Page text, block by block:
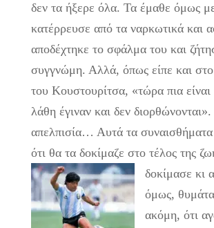
δεν τα ήξερε όλα. Τα έμαθε όμως
κατέρρευσε από τα ναρκωτικά και
αποδέχτηκε το σφάλμα του και
συγγνώμη. Αλλά, όπως είπε και στο
του Κουστουρίτσα, «τώρα πια
λάθη έγιναν και δεν
απελπισία… Αυτά τα συναισθήματα
ότι θα τα δοκίμαζε στο τέλος της
δοκίμασε κι
όμως,
ακόμη, ότι